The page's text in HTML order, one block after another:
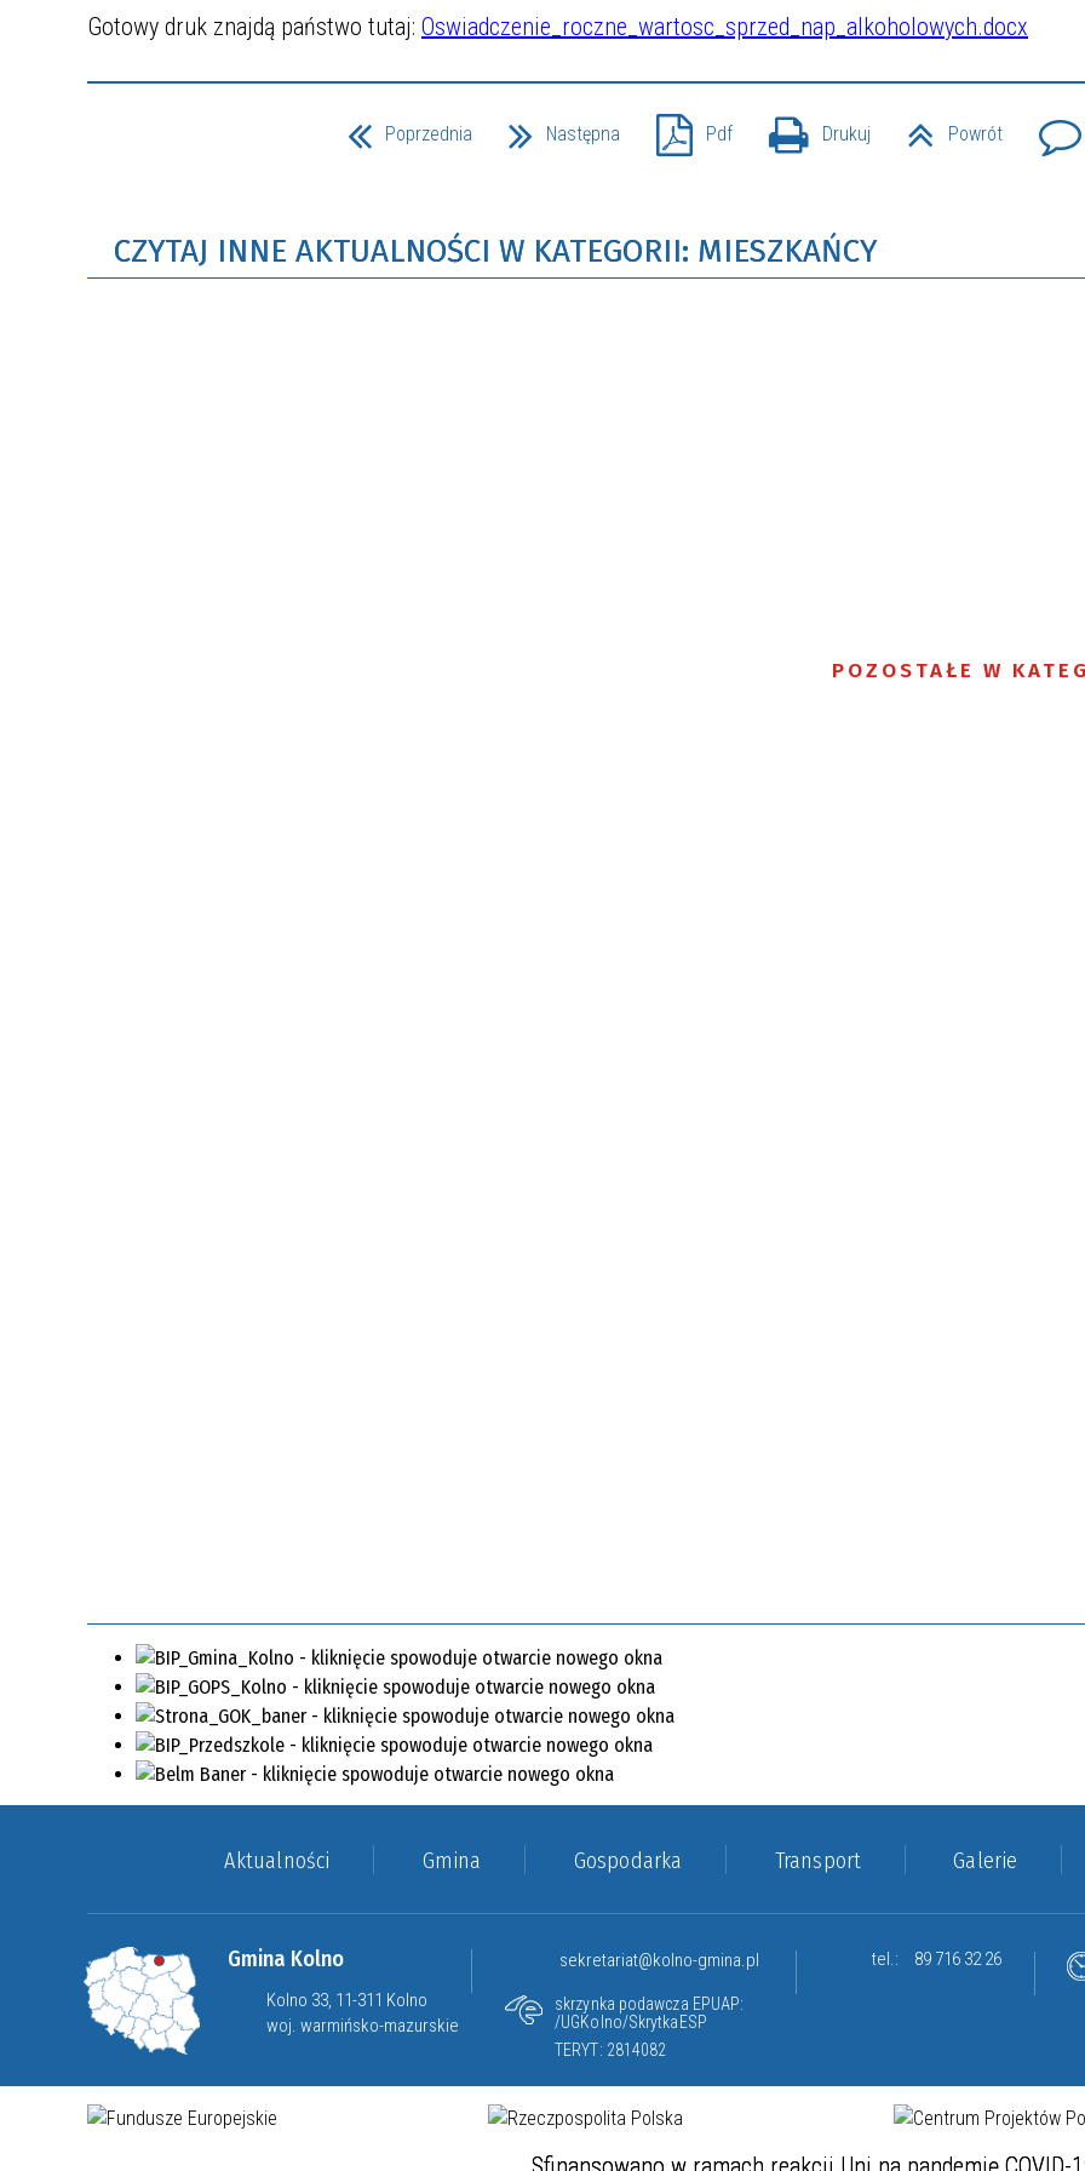
Gotowy druk znajdą państwo tutaj: Oswiadczenie_roczne_wartosc_sprzed_nap_alkoholowych.docx
Poprzednia Następna Pdf Drukuj Powrót
CZYTAJ INNE AKTUALNOŚCI W KATEGORII: MIESZKAŃCY
POZOSTAŁE W
Aktualności Gmina Gospodarka Transport Galerie
Gmina Kolno
Kolno 33, 11-311 Kolno
woj. warmińsko-mazurskie
sekretariat@kolno-gmina.pl
skrzynka podawcza EPUAP:
/UGKolno/SkrytkaESP
TERYT: 2814082
tel.: 89 716 32 26